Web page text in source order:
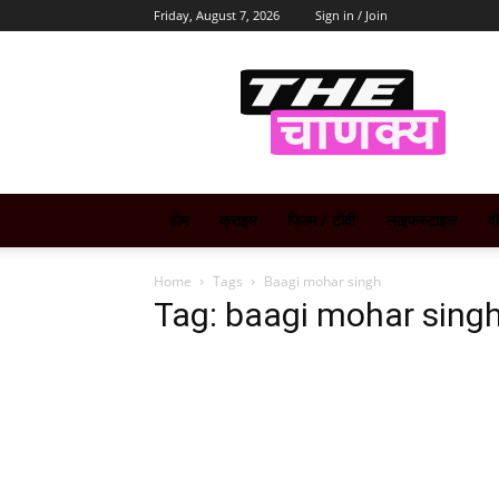
Friday, August 7, 2026 Sign in / Join
Chanakya
होम क्राइम फिल्म / टीवी लाइफस्टाइल
Home Tags Baagi mohar singh
Tag: baagi mohar